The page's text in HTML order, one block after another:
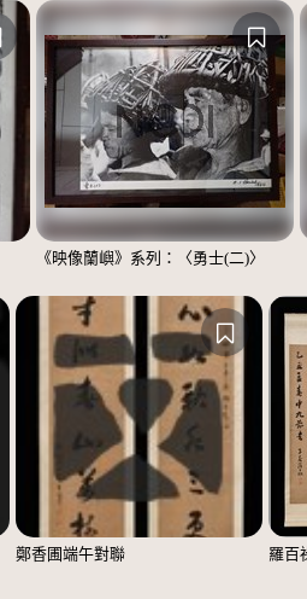
《映像蘭嶼》系列：〈勇士(二)〉
鄭香圃端午對聯 羅百